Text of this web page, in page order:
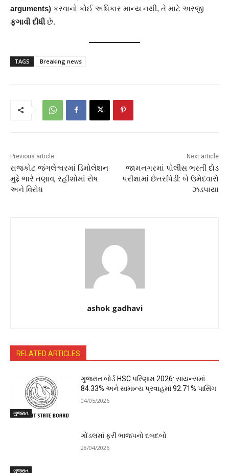
arguments) કરવાનો કોઈ અધિકાર માન્ય નથી, તે માટે અરજી
ફગાવી દીધીછે.
TAGS Breaking news
Previous article
રાજકોટ જંગલેશ્વરમાં ડિમોલેશન
મુદ્દે ભારે તણાવ, રહીશોમાં રોષ
અને વિરોધ
Next article
જામનગરમાં પોલીસ ભરતી દોડ
પરીક્ષામાં છેતરપિંડી: બે ઉમેદવારો
ઝડપાયા
ashok gadhavi
RELATED ARTICLES
ગુજરાત
ગુજરાત બોર્ડ HSC પરિણામ 2026: સાયન્સમાં
84.33% અને સામાન્ય પ્રવાહમાં 92.71% પાસિંગ
04/05/2026
ગુજરાત
ગોંડલમાં ફરી ભાજપનો દબદબો
28/04/2026